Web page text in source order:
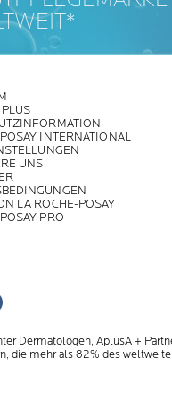
INTERNATIONAL
UNS
LA ROCHE-POSAY
PRO
Dermatologen, AplusA +
die mehr als 82% des